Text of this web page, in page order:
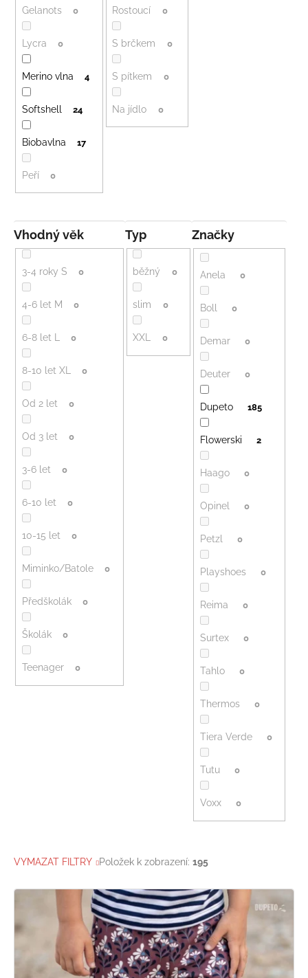
Značky
Anela 0
Boll 0
Demar 0
Deuter 0
Dupeto 185
Flowerski 2
Haago 0
Opinel 0
Petzl 0
Playshoes 0
Reima 0
Surtex 0
Tahlo 0
Thermos 0
Tiera Verde 0
Tutu 0
Voxx 0
Gelanots 0
Lycra 0
Merino vlna 4
Softshell 24
Biobavlna 17
Peří 0
typ
běžný 0
slim 0
XXL 0
Vhodný věk
3-4 roky S 0
4-6 let M 0
6-8 let L 0
8-10 let XL 0
Od 2 let 0
Od 3 let 0
3-6 let 0
6-10 let 0
10-15 let 0
Miminko/Batole 0
Předškolák 0
Školák 0
Teenager 0
Rostoucí 0
S brčkem 0
S pítkem 0
Na jídlo 0
VYMAZAT FILTRY Položek k zobrazení: 195
V
p